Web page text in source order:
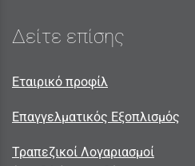
Δείτε επίσης
Εταιρικό προφίλ
Επαγγελματικός Εξοπλισμός
Τραπεζικοί Λογαριασμοί